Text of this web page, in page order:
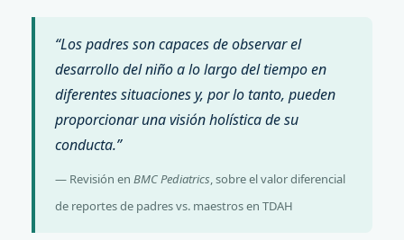
“Los padres son capaces de observar el
desarrollo del niño a lo largo del tiempo en
diferentes situaciones y, por lo tanto, pueden
proporcionar una visión holística de su
conducta.”
— Revisión en BMC Pediatrics, sobre el valor diferencial
de reportes de padres vs. maestros en TDAH